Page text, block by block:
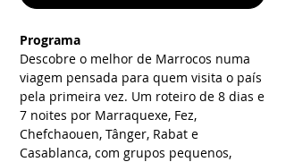
Programa
Descobre o melhor de Marrocos numa
viagem pensada para quem visita o país
pela primeira vez. Um roteiro de 8 dias e
7 noites por Marraquexe, Fez,
Chefchaouen, Tânger, Rabat e
Casablanca, com grupos pequenos,